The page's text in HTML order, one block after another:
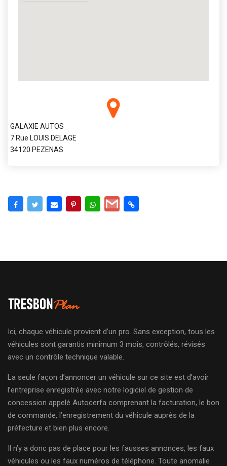
GALAXIE AUTOS
7 Rue LOUIS DELAGE
34120 PEZENAS
Ici, chaque véhicule provient d’un pro. Sans exception, tous les
véhicules sont garantis minimum 3 mois, contrôlés, révisés
avec un contrôle technique valable.
La seule façon d’annoncer un véhicule sur ce site est d’avoir
l’entreprise enregistrée avec notre logiciel de gestion de
concession appelé Autocerfa comprenant la facturation, le bon
de commande, l’enregistrement du véhicule auprès de la
préfecture et bien plus encore.
Il n’y a donc pas de place pour les fausses annonces, les faux
véhicules ou les faux numéros de téléphone. Toute anomalie